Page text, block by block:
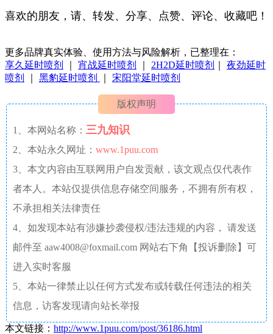
喜欢的朋友，请、转发、分享、点赞、评论、收藏吧！
更多品牌真实体验、使用方法与风险解析，已整理在：
享久延时喷剂
宵战延时喷剂 2H2D延时喷剂
夜劲延时
喷剂
黑豹延时喷剂 宋阳堂延时喷剂
版权声明
1、本网站名称： 三九知识
2、本站永久网址： www.1puu.com
3、本文内容由互联网用户自发贡献，该文观点仅代表作
者本人。本站仅提供信息存储空间服务，不拥有所有权，
不承担相关法律责任
4、如发现本站有涉嫌抄袭侵权/违法违规的内容， 请发送
邮件至 aaw4008@foxmail.com 网站右下角【投诉删除】可
进入实时客服
5、本站一律禁止以任何方式发布或转载任何违法的相关
信息，访客发现请向站长举报
本文链接： http://www.1puu.com/post/36186.html